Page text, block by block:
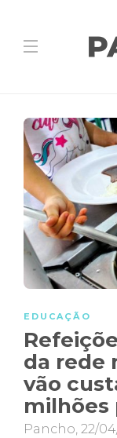
EDUCAÇÃO
da rede
vão
milhões
Pancho, 22/